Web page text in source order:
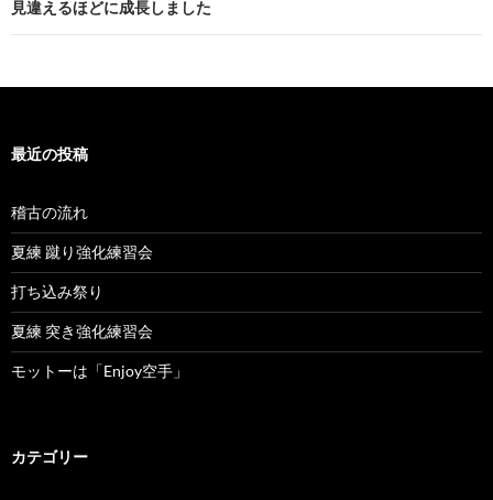
ビ
ゲ
ー
ョ
ン
見違えるほどに成長しました
最近の投稿
稽古の流れ
夏練 蹴り強化練習会
打ち込み祭り
夏練 突き強化練習会
モットーは「Enjoy空手」
カテゴリー